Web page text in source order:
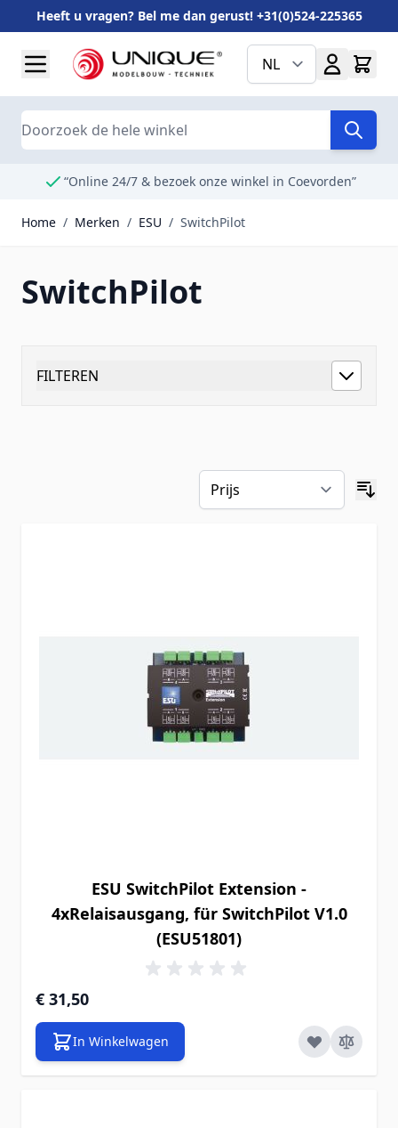
Heeft u vragen? Bel me dan gerust! +31(0)524-225365
NL
Search
“Online 24/7 & bezoek onze winkel in Coevorden”
Home / Merken / ESU / SwitchPilot
SwitchPilot
FILTEREN
ESU SwitchPilot Extension -
4xRelaisausgang, für SwitchPilot V1.0
(ESU51801)
€ 31,50
In Winkelwagen